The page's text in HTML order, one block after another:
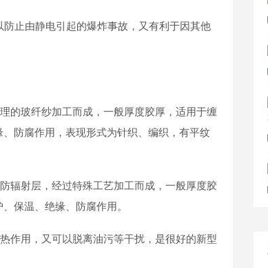
止由静电引起的爆炸事故，又有利于因其他
的玻纤纱加工而成，一般厚度胶厚，适用于缠
防腐作用，表现形式为针织、编织，有平纹
辐射层，经过特殊工艺加工而成，一般厚度胶
保温、绝缘、防腐作用。
作用，又可以脱离油污等干扰，是很好的新型